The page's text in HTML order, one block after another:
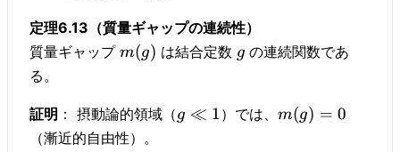
定理6.13（質量ギャップの連続性）
質量ギャップ m(g) は結合定数 g の連続関数であ
る。
証明 ： 摂動論的領域（g ≪ 1）では、m(g) = 0
（漸近的自由性）。